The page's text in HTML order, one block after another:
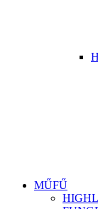
MŰFŰ